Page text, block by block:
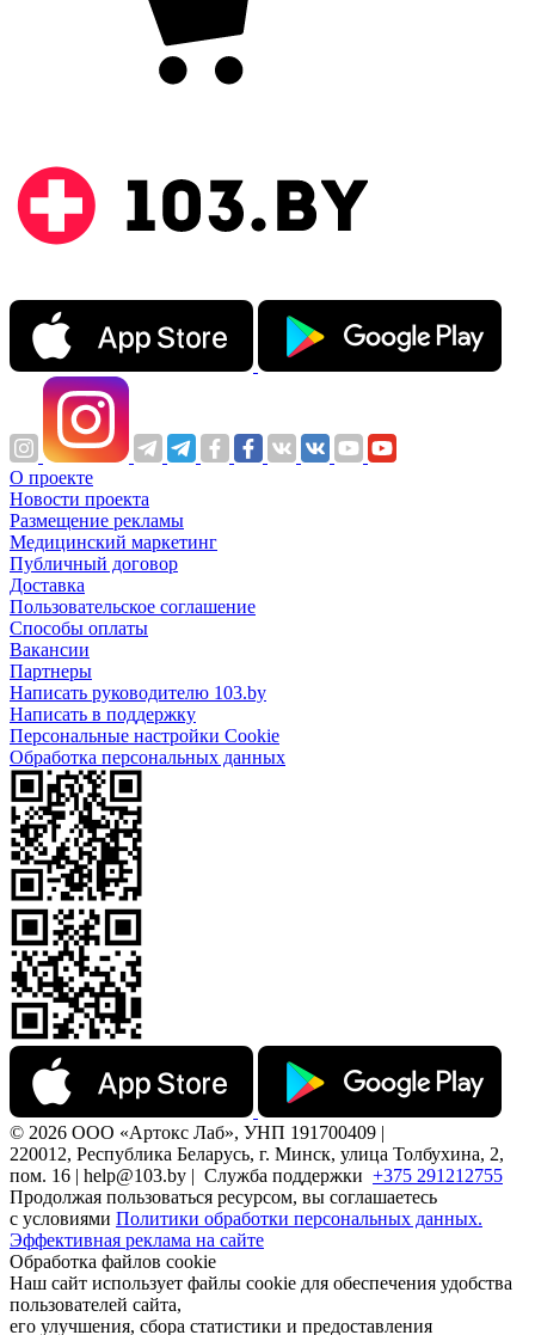
О проекте
Новости проекта
Размещение рекламы
Медицинский маркетинг
Публичный договор
Доставка
Пользовательское соглашение
Способы оплаты
Вакансии
Партнеры
Написать руководителю 103.by
Написать в поддержку
Персональные настройки Cookie
Обработка персональных данных
© 2026 ООО «Артокс Лаб», УНП 191700409 |
220012, Республика Беларусь, г. Минск, улица Толбухина, 2,
пом. 16 | help@103.by | Служба поддержки +375 291212755
Продолжая пользоваться ресурсом, вы соглашаетесь
с условиями Политики обработки персональных данных.
Эффективная реклама на сайте
Обработка файлов cookie
Наш сайт использует файлы cookie для обеспечения удобства
пользователей сайта,
его улучшения, сбора статистики и предоставления